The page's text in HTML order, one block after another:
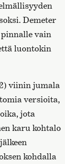
Demeter
vain
luontokin
viinin jumala
versioita,
jota
karu kohtalo
kohdalla